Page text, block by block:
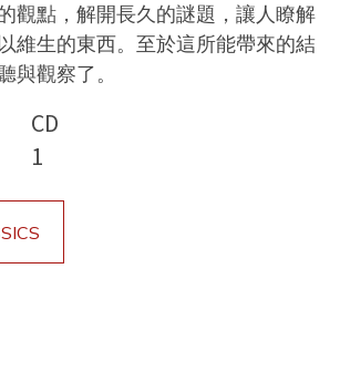
觀點，解開長久的謎題，讓人瞭解
維生的東西。至於這所能帶來的結
與觀察了。
CD
1